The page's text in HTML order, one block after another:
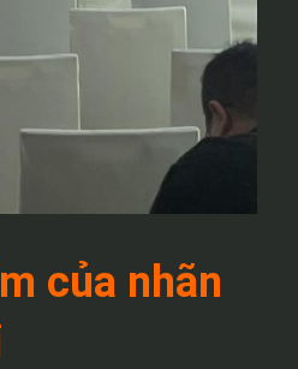
của nhãn